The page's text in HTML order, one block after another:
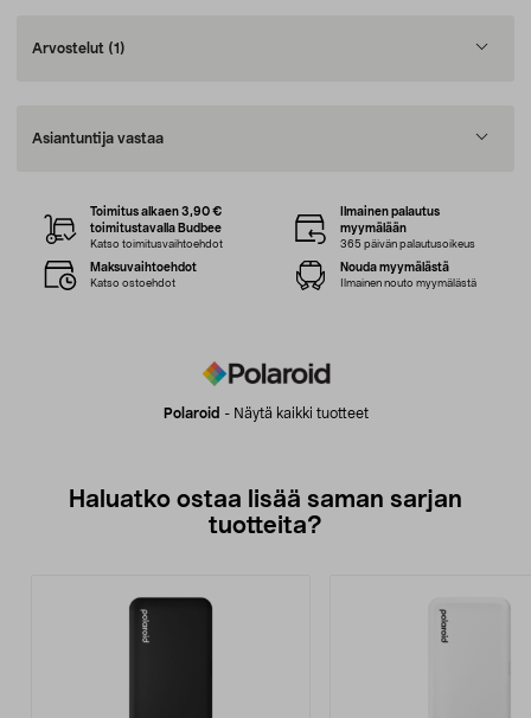
Arvostelut (1)
Asiantuntija vastaa
Polaroid - Näytä kaikki tuotteet
Toimitus alkaen 3,90 €
toimitustavalla Budbee
Katso toimitusvaihtoehdot
Ilmainen palautus
myymälään
365 päivän palautusoikeus
Maksuvaihtoehdot
Katso ostoehdot
Nouda myymälästä
Ilmainen nouto myymälästä
Haluatko ostaa lisää saman sarjan
tuotteita?